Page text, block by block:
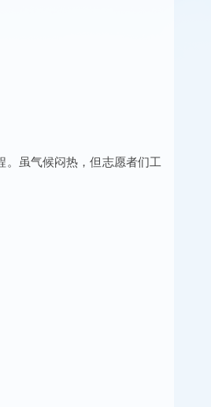
。虽气候闷热，但志愿者们工